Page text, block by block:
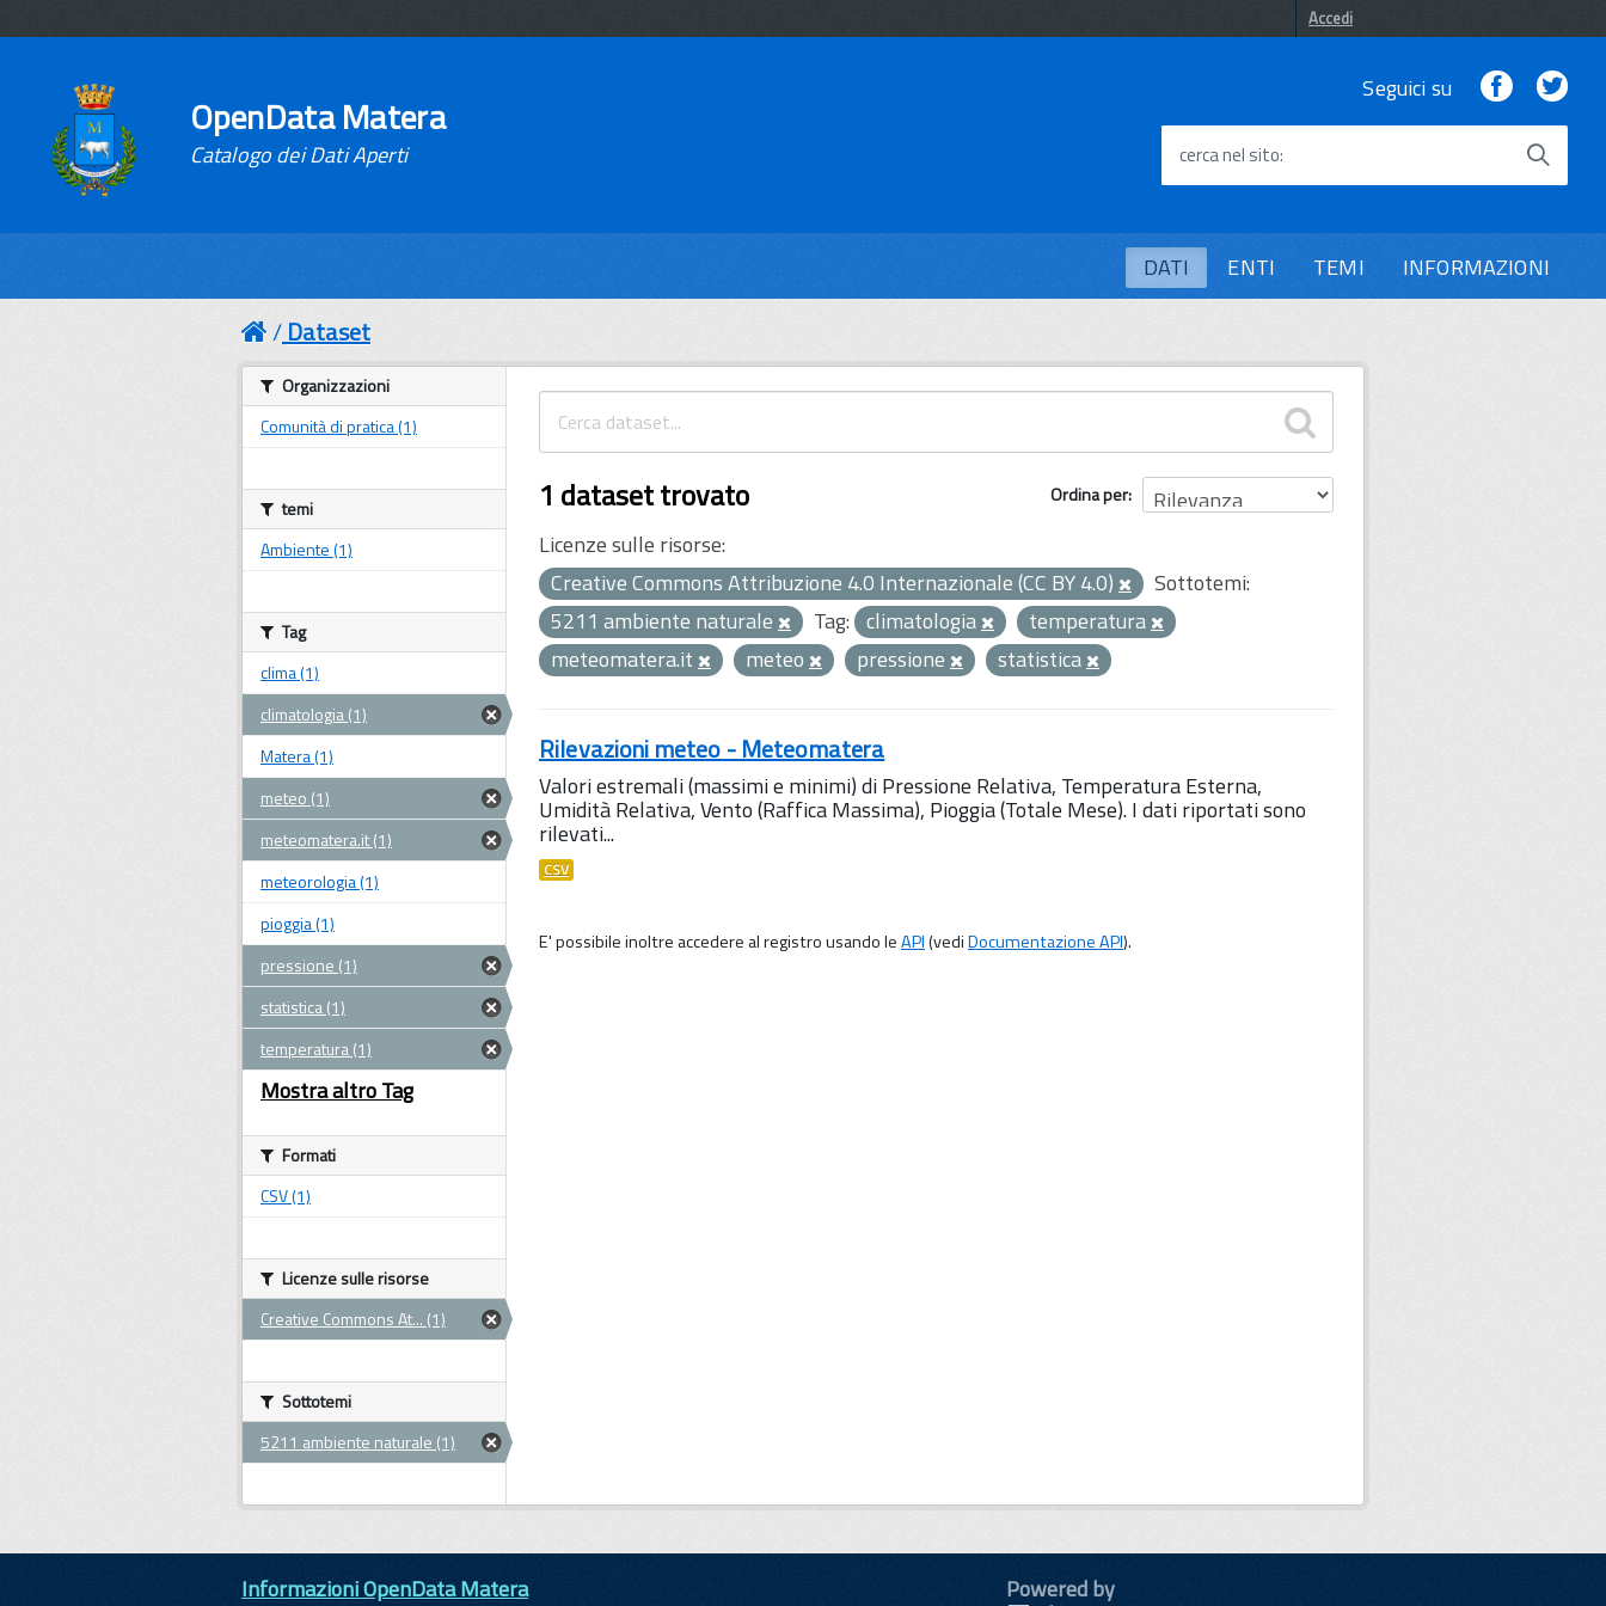
Accedi
OpenData Matera
Catalogo dei Dati Aperti
Seguici su Facebook
cerca nel sito
DATI ENTI TEMI INFORMAZIONI
Dataset
Ordina per
1 dataset trovato
Licenze sulle risorse:
Creative Commons Attribuzione 4.0 Internazionale (CC BY 4.0)
Sottotemi:
5211 ambiente naturale
Tag: climatologia
temperatura
meteomatera.it
meteo pressione statistica
Rilevazioni meteo - Meteomatera
Valori estremali (massimi e minimi) di Pressione Relativa, Temperatura Esterna,
Umidità Relativa, Vento (Raffica Massima), Pioggia (Totale Mese). I dati riportati sono
rilevati...
CSV
E' possibile inoltre accedere al registro usando leAPI(vediDocumentazione API).
Organizzazioni
Comunità di pratica (1)
temi
Ambiente (1)
Tag
clima (1)
climatologia (1)
Matera (1)
meteo (1)
meteomatera.it (1)
meteorologia (1)
pioggia (1)
pressione (1)
statistica (1)
temperatura (1)
Mostra altro Tag
Formati
CSV (1)
Licenze sulle risorse
Creative Commons At... (1)
Sottotemi
5211 ambiente naturale (1)
Informazioni OpenData Matera
Powered by